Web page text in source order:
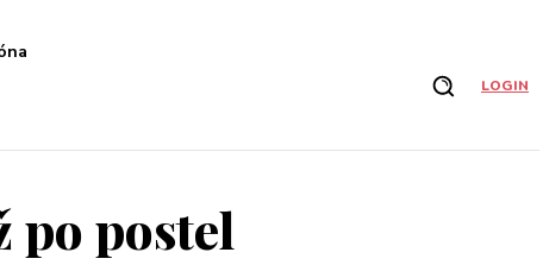
LOGIN
po postel